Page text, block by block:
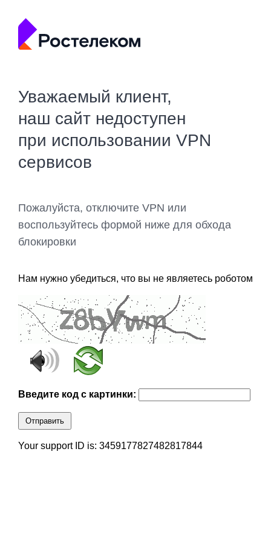
Уважаемый клиент,
наш сайт недоступен
при использовании VPN
сервисов
Пожалуйста, отключите VPN или
воспользуйтесь формой ниже для обхода
блокировки
Нам нужно убедиться, что вы не являетесь роботом
Введите код с картинки:
Отправить
Your support ID is: 3459177827482817844